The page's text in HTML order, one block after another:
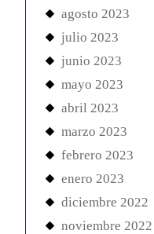
agosto 2023
julio 2023
junio 2023
mayo 2023
abril 2023
marzo 2023
febrero 2023
enero 2023
diciembre 2022
noviembre 2022